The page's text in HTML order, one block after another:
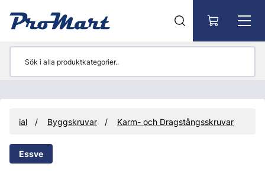
Byggskruvar Karm- och Dragstångsskruvar
Essve